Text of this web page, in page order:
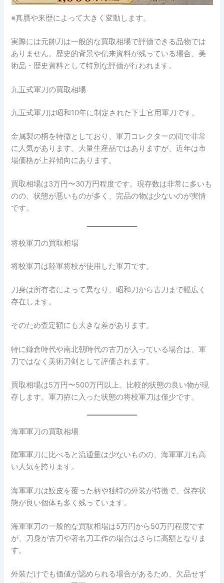
※真贋や来歴によって大きく変動します。
実際には元帥刀は一般的な買取相場で評価できる品物では
ありません。歴史的背景や伝来資料が残っている場合、美
術品・歴史資料として特別な評価が行われます。
九五式軍刀の買取相場
九五式軍刀は昭和10年に制定された下士官用軍刀です。
金属製の柄を特徴としており、軍刀コレクターの間で非常
に人気があります。大量生産品ではありますが、近年は市
場価格が上昇傾向にあります。
買取相場は3万円〜30万円程度です。現存数は非常に多いも
のの、状態が悪いものが多く、完品の物は少ないのが実情
です。
将校軍刀の買取相場
将校軍刀は陸軍将校が使用した軍刀です。
刀身は所有者によって異なり、昭和刀から古刀まで幅広く
存在します。
そのため査定額にも大きな差があります。
特に鎌倉時代や南北朝時代の古刀が入っている場合は、軍
刀ではなく美術刀剣として評価されます。
買取相場は5万円〜500万円以上。比較的状態の良い物が現
存します。軍刀拵に入った状態の将校軍刀は僅少です。
海軍軍刀の買取相場
陸軍軍刀に比べると流通量は少ないものの、海軍軍刀も高
い人気を誇ります。
海軍軍刀は鮫皮を覆った柄や独特の外装が特徴で、保存状
態が良い個体も多く残っています。
海軍軍刀の一般的な買取相場は5万円から50万円程度です
が、刀身が古刀や著名刀工作の場合はさらに高額となりま
す。
外装だけでも価値が認められる場合があるため、欠品せず